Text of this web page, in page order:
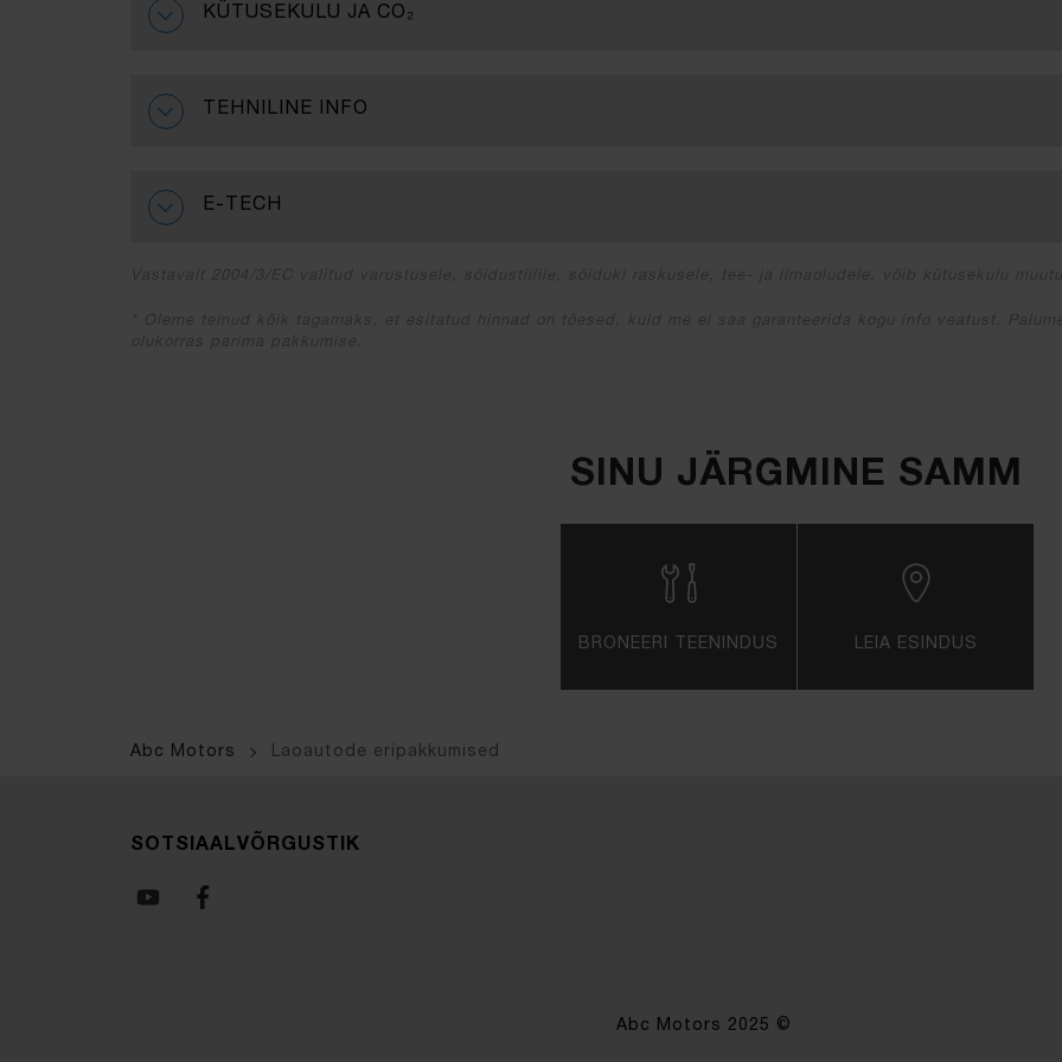
KÜTUSEKULU JA CO₂
TEHNILINE INFO
E-TECH
SINU JÄRGMINE SAMM
BRONEERI TEENINDUS LEIA ESINDUS
Abc Motors Laoautode eripakkumised
SOTSIAALVÕRGUSTIK
Youtube
Abc Motors 2025 ©